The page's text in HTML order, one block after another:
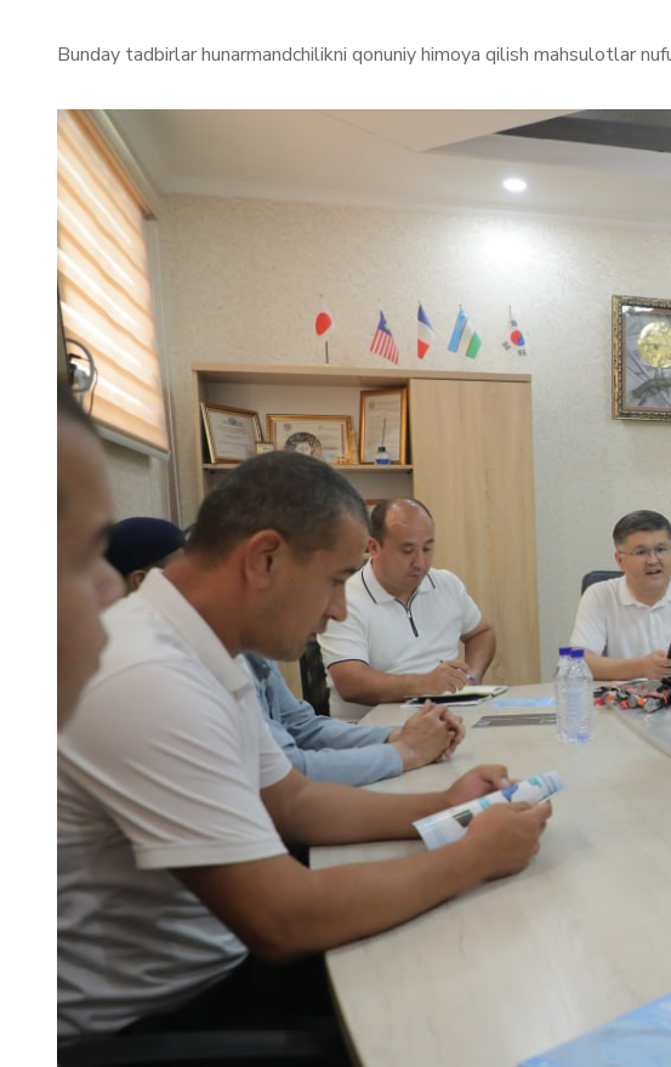
Bunday tadbirlar hunarmandchilikni qonuniy himoya qilish mahsulotlar